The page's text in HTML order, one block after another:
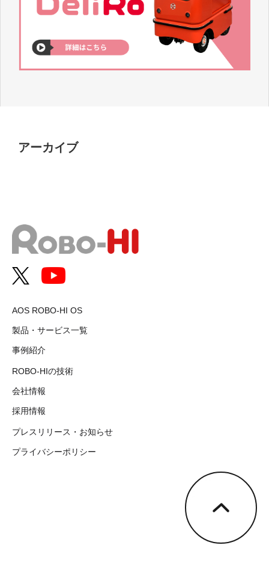
アーカイブ
AOS ROBO-HI OS
製品・サービス一覧
事例紹介
ROBO-HIの技術
会社情報
採用情報
プレスリリース・お知らせ
プライバシーポリシー